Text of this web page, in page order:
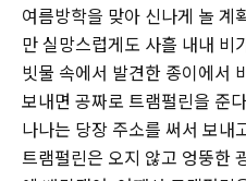
여름방학을 맞아 신나게 놀 계
만 실망스럽게도 사흘 내내 비
빗물 속에서 발견한 종이에서
보내면 공짜로 트램펄린을 준
나나는 당장 주소를 써서 보내
트램펄린은 오지 않고 엉뚱한